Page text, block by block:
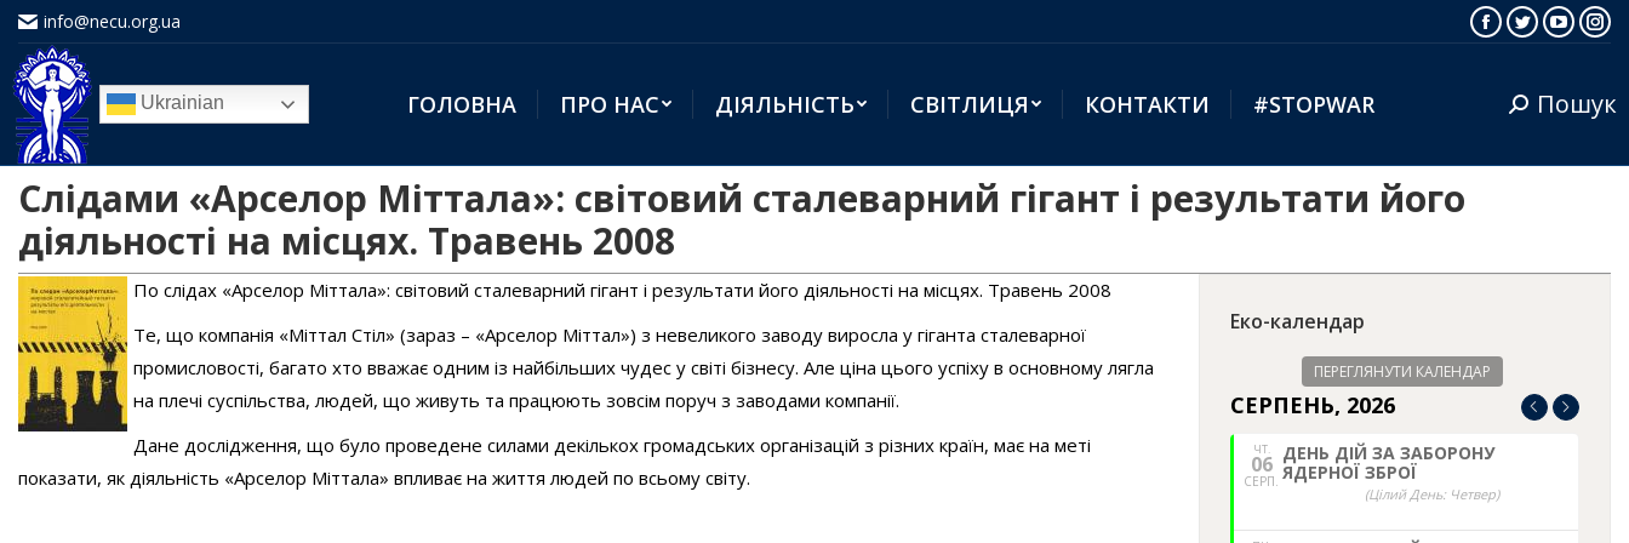
info@necu.org.ua
Facebook
Twitter
Ukrainian ГОЛОВНА ПРО НАС ДІЯЛЬНІСТЬ СВІТЛИЦЯ КОНТАКТИ #STOPWAR Search:Пошук
Слідами «Арселор Міттала»: світовий сталеварний гігант і результати його
діяльності на місцях. Травень 2008
По слідах «Арселор Міттала»: світовий сталеварний гігант і результати його діяльності на місцях. Травень 2008
Те, що компанія «Міттал Стіл» (зараз – «Арселор Міттал») з невеликого заводу виросла у гіганта сталеварної
промисловості, багато хто вважає одним із найбільших чудес у світі бізнесу. Але ціна цього успіху в основному лягла
на плечі суспільства, людей, що живуть та працюють зовсім поруч з заводами компанії.
Дане дослідження, що було проведене силами декількох громадських організацій з різних країн, має на меті
показати, як діяльність «Арселор Міттала» впливає на життя людей по всьому світу.
Еко-календар
ПЕРЕГЛЯНУТИ КАЛЕНДАР
СЕРПЕНЬ, 2026
ЧТ.
06
СЕРП.
ДЕНЬ ДІЙ ЗА ЗАБОРОНУ
ЯДЕРНОЇ ЗБРОЇ
(Цілий День: Четвер)